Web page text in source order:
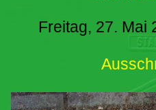
Freitag, 27. Mai